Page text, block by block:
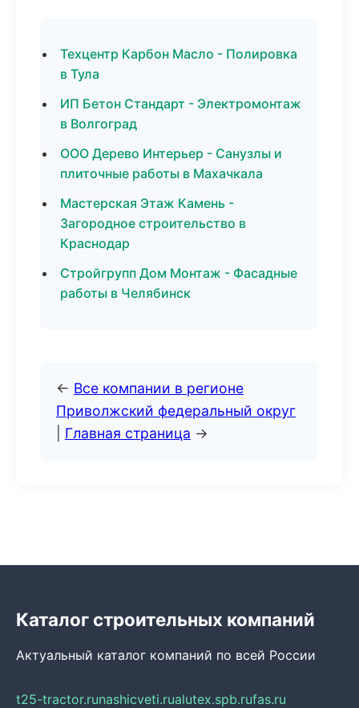
Техцентр Карбон Масло - Полировка
в Тула
ИП Бетон Стандарт - Электромонтаж
в Волгоград
ООО Дерево Интерьер - Санузлы и
плиточные работы в Махачкала
Мастерская Этаж Камень -
Загородное строительство в
Краснодар
Стройгрупп Дом Монтаж - Фасадные
работы в Челябинск
← Все компании в регионе
Приволжский федеральный округ
Главная страница →
Каталог строительных компаний
Актуальный каталог компаний по всей России
t25-tractor.runashicveti.rualutex.spb.rufas.ru